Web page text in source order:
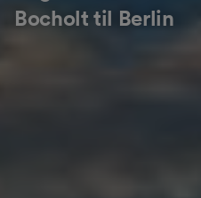
Bocholt til Berlin